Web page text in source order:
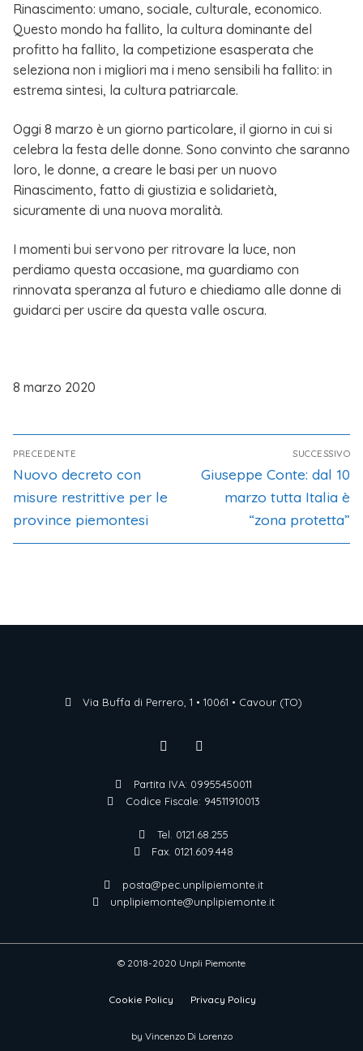
Rinascimento: umano, sociale, culturale, economico.
Questo mondo ha fallito, la cultura dominante del
profitto ha fallito, la competizione esasperata che
seleziona non i migliori ma i meno sensibili ha fallito: in
estrema sintesi, la cultura patriarcale.
Oggi 8 marzo è un giorno particolare, il giorno in cui si
celebra la festa delle donne. Sono convinto che saranno
loro, le donne, a creare le basi per un nuovo
Rinascimento, fatto di giustizia e solidarietà,
sicuramente di una nuova moralità.
I momenti bui servono per ritrovare la luce, non
perdiamo questa occasione, ma guardiamo con
rinnovata speranza al futuro e chiediamo alle donne di
guidarci per uscire da questa valle oscura.
8 marzo 2020
PRECEDENTE
Nuovo decreto con
misure restrittive per le
province piemontesi
SUCCESSIVO
Giuseppe Conte: dal 10
marzo tutta Italia è
“zona protetta”
Via Buffa di Perrero, 1 • 10061 • Cavour (TO)
Partita IVA: 09955450011
Codice Fiscale: 94511910013
Tel. 0121.68.255
Fax. 0121.609.448
posta@pec.unplipiemonte.it
unplipiemonte@unplipiemonte.it
© 2018-2020 Unpli Piemonte
Cookie Policy Privacy Policy
by Vincenzo Di Lorenzo